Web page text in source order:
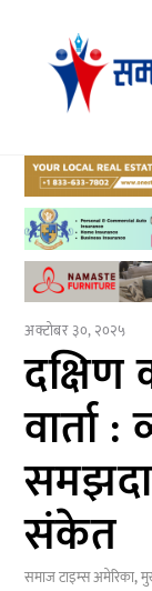
content
अक्टोबर ३०, २०२५
दक्षिण
वार्ता :
संकेत
समाज टाइम्सअमेरिका,